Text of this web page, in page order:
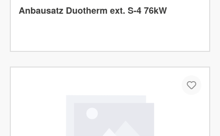
Anbausatz Duotherm ext. S-4 76kW